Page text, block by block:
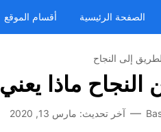
الصفحة الرئيسية أقسام الموقع
إلى النجاح
ماذا يعني
آخر تحديث: مارس 13, 2020